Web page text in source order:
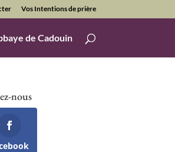
Vos Intentions de prière
de Cadouin
nous